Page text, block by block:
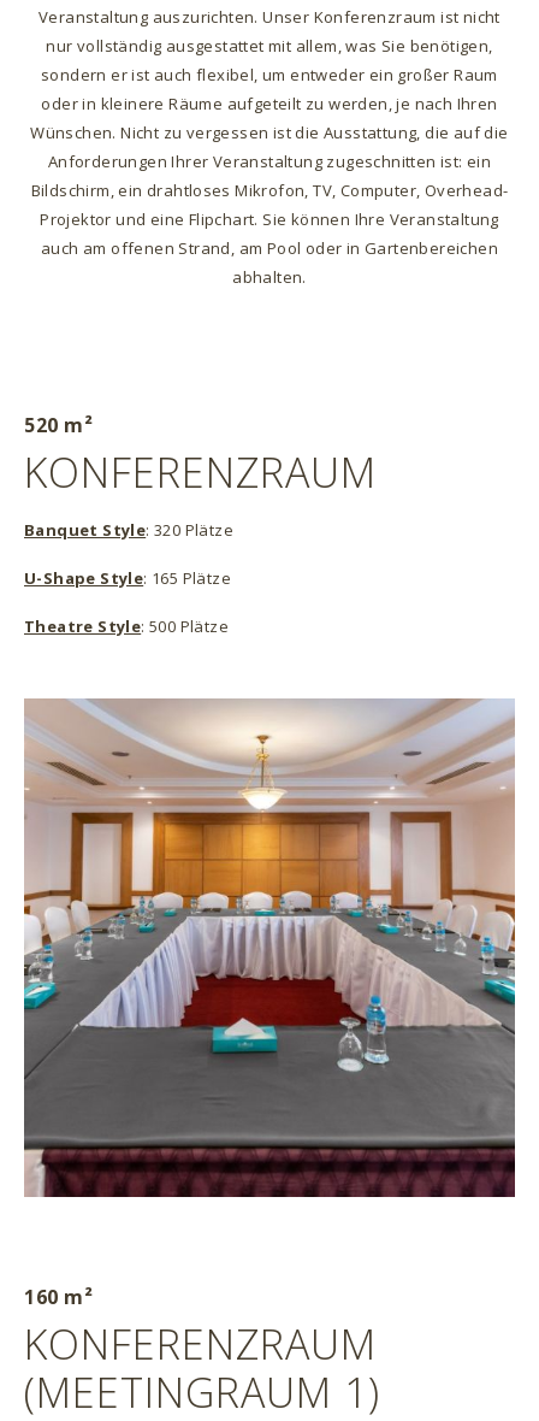
Veranstaltung auszurichten. Unser Konferenzraum ist nicht
nur vollständig ausgestattet mit allem, was Sie benötigen,
sondern er ist auch flexibel, um entweder ein großer Raum
oder in kleinere Räume aufgeteilt zu werden, je nach Ihren
Wünschen. Nicht zu vergessen ist die Ausstattung, die auf die
Anforderungen Ihrer Veranstaltung zugeschnitten ist: ein
Bildschirm, ein drahtloses Mikrofon, TV, Computer, Overhead-
Projektor und eine Flipchart. Sie können Ihre Veranstaltung
auch am offenen Strand, am Pool oder in Gartenbereichen
abhalten.
520 m²
KONFERENZRAUM
Banquet Style: 320 Plätze
U-Shape Style: 165 Plätze
Theatre Style: 500 Plätze
160 m²
KONFERENZRAUM
(MEETINGRAUM 1)